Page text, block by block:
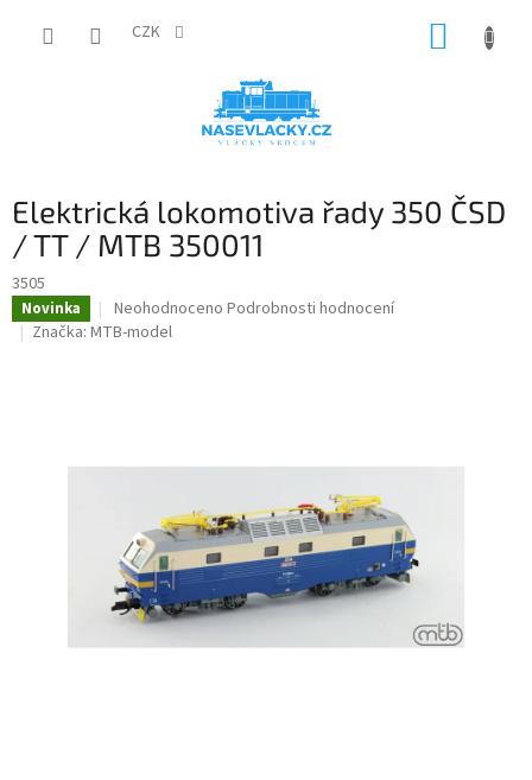
CZK
Elektrická lokomotiva řady 350 ČSD
/ TT / MTB 350011
3505
Novinka
Průměrné
hodnocení
hvězdiček.
Neohodnoceno Podrobnosti hodnocení
Značka: MTB-model